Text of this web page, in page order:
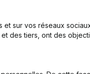
et sur vos réseaux
des tiers, ont des